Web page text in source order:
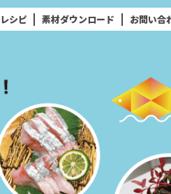
シピ 素材ダウンロード お問い合